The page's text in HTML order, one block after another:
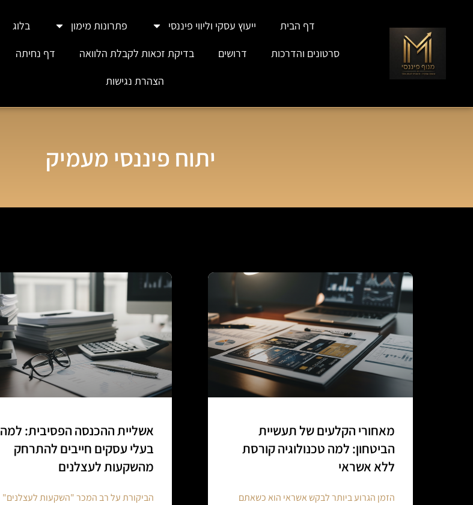
דף הבית ייעוץ עסקי וליווי פיננסי פתרונות מימון בלוג
סרטונים והדרכות
דרושים בדיקת זכאות לקבלת הלוואה דף נחיתה
הצהרת נגישות
יתוח פיננסי מעמיק
מאחורי הקלעים של תעשיית
הביטחון: למה טכנולוגיה קורסת
ללא אשראי
הזמן הגרוע ביותר לבקש אשראי הוא כשאתם
אשליית ההכנסה הפסיבית: למה
בעלי עסקים חייבים להתרחק
מהשקעות לעצלנים
הביקורת על רב המכר "השקעות לעצלנים"